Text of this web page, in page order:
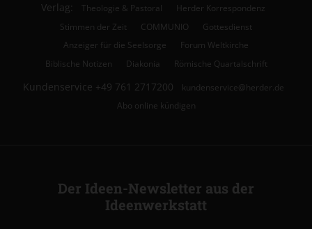
Verlag: Theologie & Pastoral
Herder Korrespondenz
Stimmen der Zeit
COMMUNIO
Gottesdienst
Anzeiger für die Seelsorge
Forum Weltkirche
Biblische Notizen
Diakonia Römische Quartalschrift
Kundenservice +49 761 2717200
kundenservice@herder.de
Abo online kündigen
Der Ideen-Newsletter aus der
Ideenwerkstatt